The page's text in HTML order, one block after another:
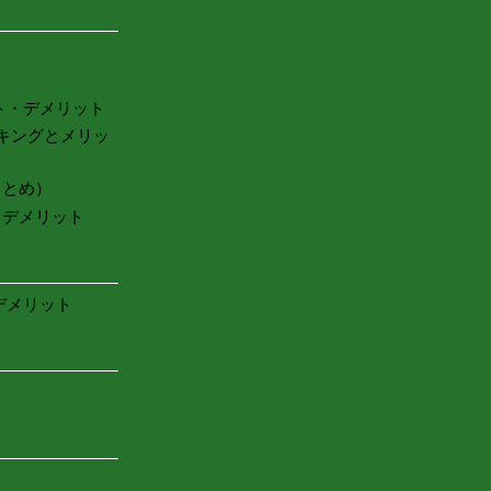
デメリット
ングとメリッ
め）
メリット
リット